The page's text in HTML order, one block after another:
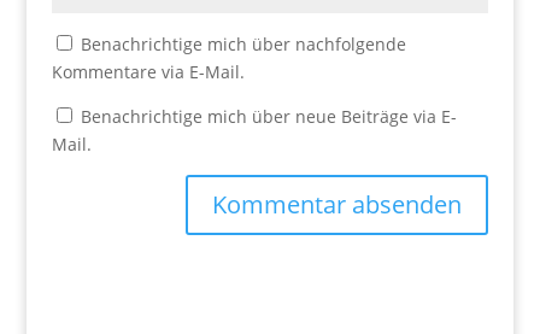
Benachrichtige mich über nachfolgende
Kommentare via E-Mail.
Benachrichtige mich über neue Beiträge via E-
Mail.